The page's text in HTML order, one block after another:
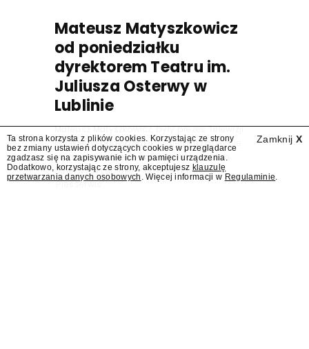
Mateusz Matyszkowicz
od poniedziałku
dyrektorem Teatru im.
Juliusza Osterwy w
Lublinie
Mateusz Matyszkowicz, były prezes Telewizji
Polskiej, w poniedziałek 10 sierpnia obejmie
stanowisko dyrektora Teatru im. Juliusza
Osterwy w Lublinie – dowiedział się
"Presserwis".
Zamknij X
Ta strona korzysta z plików cookies. Korzystając ze strony
bez zmiany ustawień dotyczących cookies w przeglądarce
zgadzasz się na zapisywanie ich w pamięci urządzenia.
Dodatkowo, korzystając ze strony, akceptujesz klauzulę
przetwarzania danych osobowych . Więcej informacji w Regulaminie.